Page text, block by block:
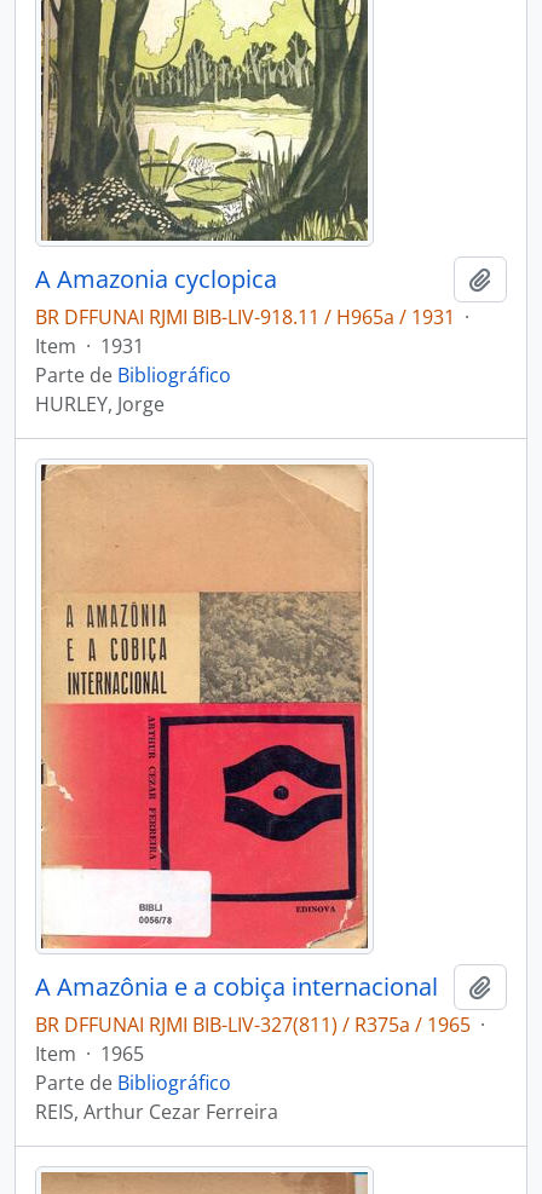
A Amazonia cyclopica
BR DFFUNAI RJMI BIB-LIV-918.11 / H965a / 1931 ·
Item · 1931
Parte de Bibliográfico
HURLEY, Jorge
A Amazônia e a cobiça internacional
BR DFFUNAI RJMI BIB-LIV-327(811) / R375a / 1965 ·
Item · 1965
Parte de Bibliográfico
REIS, Arthur Cezar Ferreira